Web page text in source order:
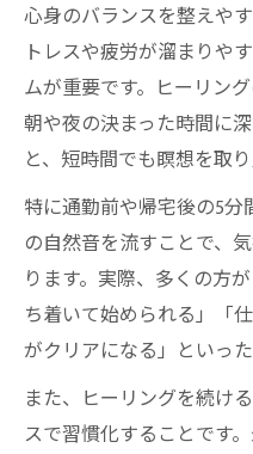
心身のバランスを整えや
トレスや疲労が溜まりや
ムが重要です。ヒーリン
朝や夜の決まった時間に
と、短時間でも瞑想を取
特に通勤前や帰宅後の5
の自然音を流すことで、
ります。実際、多くの方
ち着いて始められる」「
がクリアになる」といっ
また、ヒーリングを続け
スで習慣化することです